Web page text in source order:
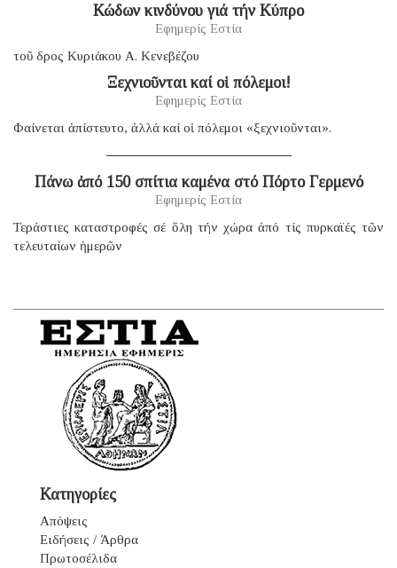
Κώδων κινδύνου γιά τήν Κύπρο
Εφημερίς Εστία
τοῦ δρος Κυριάκου Α. Κενεβέζου
Ξεχνιοῦνται καί οἱ πόλεμοι!
Εφημερίς Εστία
Φαίνεται ἀπίστευτο, ἀλλά καί οἱ πόλεμοι «ξεχνιοῦνται».
Πάνω ἀπό 150 σπίτια καμένα στό Πόρτο Γερμενό
Εφημερίς Εστία
Τεράστιες καταστροφές σέ ὅλη τήν χώρα ἀπό τίς πυρκαϊές τῶν
τελευταίων ἡμερῶν
Κατηγορίες
Απόψεις
Ειδήσεις / Άρθρα
Πρωτοσέλιδα